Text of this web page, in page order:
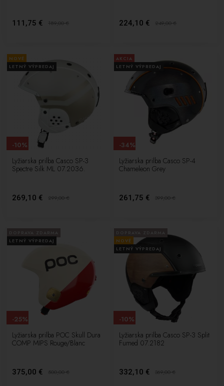
111,75 € 189,00€ 224,10 € 249,00€
NOVÉ
LETNÝ VÝPREDAJ
Lyžiarska prilba Casco SP-3
Spectre Silk ML 07.2036.
269,10 € 299,00€
-10%
AKCIA
LETNÝ VÝPREDAJ
Lyžiarska prilba Casco SP-4
Chameleon Grey
261,75 € 399,00€
-34%
LETNÝ VÝPREDAJ
Lyžiarska prilba POC Skull Dura
COMP MIPS Rouge/Blanc
375,00 € 500,00€
-25%
NOVÉ
LETNÝ VÝPREDAJ
Lyžiarska prilba Casco SP-3 Split
Fumed 07.2182
332,10 € 369,00€
-10%